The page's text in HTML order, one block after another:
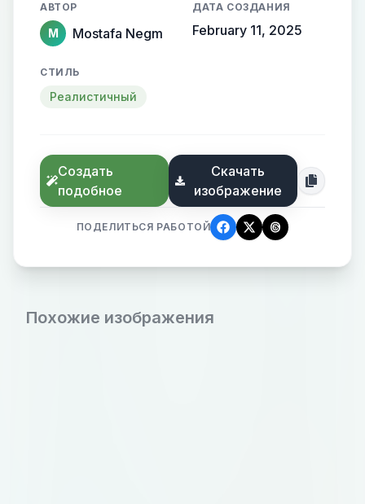
АВТОР
M Mostafa Negm
ДАТА СОЗДАНИЯ
February 11, 2025
СТИЛЬ
Реалистичный
Создать
подобное
Скачать
изображение
ПОДЕЛИТЬСЯ РАБОТОЙ
Похожие изображения